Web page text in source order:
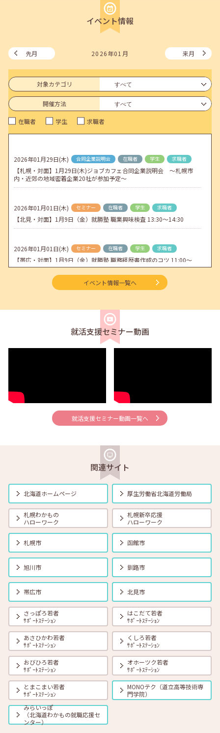
jobcafeからのお知らせ
7月のセミナー情報を公開いたしました。
メールカウンセリング、就職決定報告フォーム復旧いたしました。
2026年05月25日(月) jobcafeからのお知らせ
6月のセミナー情報を公開いたしました。
2026年05月01日(金) jobcafeからのお知らせ
連休前後（ゴールデンウィーク）のメールキャリア・アドバイス対応
についてのお知らせ
2026年04月02日(木) jobcafeからのお知らせ
ゴールデンウィーク期間中のご利用について
イベント情報
先月 2026年01月 来月
対象カテゴリ
開催方法
在職者 学生 求職者
2026年01月29日(木) 合同企業説明会 在職者 学生 求職者
【札幌・対面】1月29日(木)ジョブカフェ合同企業説明会 ～札幌市
内・近郊の地域密着企業20社が参加予定～
2026年01月01日(木) セミナー 在職者 学生 求職者
【北見・対面】1月9日（金）就勝塾 職業興味検査 13:30～14:30
2026年01月01日(木) セミナー 在職者 学生 求職者
【帯広・対面】1月9日（金）就勝塾 職務経歴書作成のコツ 11:00～
11:40
【釧路・対面】1月13日（火）就勝塾 応募書類の書き方 13:30～
在職者
2026年01月01日(木) 在職者
【帯広・対面】1月16日（金）就勝塾 面接のマナーと答え方のポイン
ト 14:00～14:40
【北見・対面】1月20日（火）就勝塾 コミュニケーションUP！伝え
る・伝わる 表現力 13:30～14:30
2026年01月01日(木) セミナー 在職者 学生 求職者
【オンライン】1月21日（水）答えは”自分の中”にある！やりたいこと
の見つけ方 14:00～14:30
2026年01月01日(木) 在職者 学生
【オンライン】1月23日（金）自己分析で見つけるあなたの強み！
14:00～14:30
2026年01月01日(木) 在職者 学生
【オンライン】1月27日（火）どんな場面でも使える！好印象を与える
シンプルな方法 14:00～14:30
2026年01月01日(木) 在職者 学生
【札幌・対面】1月28日（水）「伝わる職務経歴書」を作ろう！
14:00～15:00
2026年01月01日(木) 在職者 学生 求職者
【函館・対面】1月28日（水）就勝塾 こころの健康セルフケア 13:30
～14:30
イベント情報一覧へ
就活支援セミナー動画
就活支援セミナー動画一覧へ
関連サイト
北海道ホームページ 厚生労働省北海道労働局
札幌わかもの
ハローワーク
札幌新卒応援
ハローワーク
札幌市 函館市
旭川市 釧路市
帯広市 北見市
さっぽろ若者
ｻﾎﾟｰﾄｽﾃｰｼｮﾝ
はこだて若者
ｻﾎﾟｰﾄｽﾃｰｼｮﾝ
あさひかわ若者
ｻﾎﾟｰﾄｽﾃｰｼｮﾝ
くしろ若者
ｻﾎﾟｰﾄｽﾃｰｼｮﾝ
おびひろ若者
ｻﾎﾟｰﾄｽﾃｰｼｮﾝ
オホーツク若者
ｻﾎﾟｰﾄｽﾃｰｼｮﾝ
とまこまい若者
ｻﾎﾟｰﾄｽﾃｰｼｮﾝ
MONOテク（道立高等技術専
門学院）
みらいっぽ
（北海道わかもの就職応援セ
ンター）